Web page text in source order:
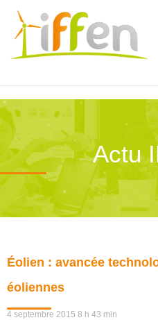
Actu
Éolien : avancée
éoliennes
4 septembre 2015 8 h 43 min